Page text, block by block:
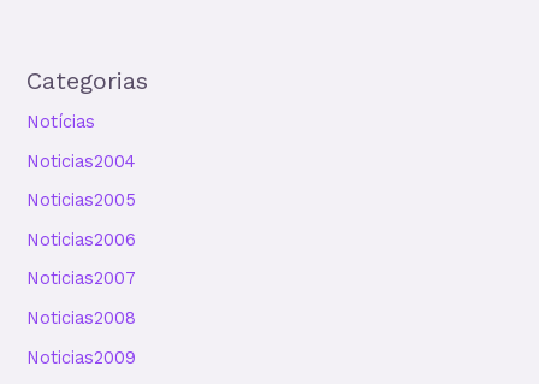
Categorias
Notícias
Noticias2004
Noticias2005
Noticias2006
Noticias2007
Noticias2008
Noticias2009